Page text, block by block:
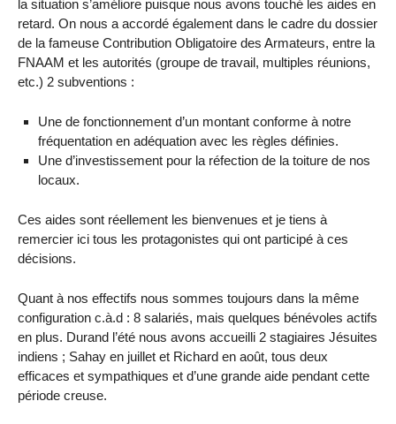
la situation s’améliore puisque nous avons touché les aides en
retard. On nous a accordé également dans le cadre du dossier
de la fameuse Contribution Obligatoire des Armateurs, entre la
FNAAM et les autorités (groupe de travail, multiples réunions,
etc.) 2 subventions :
Une de fonctionnement d’un montant conforme à notre
fréquentation en adéquation avec les règles définies.
Une d’investissement pour la réfection de la toiture de nos
locaux.
Ces aides sont réellement les bienvenues et je tiens à
remercier ici tous les protagonistes qui ont participé à ces
décisions.
Quant à nos effectifs nous sommes toujours dans la même
configuration c.à.d : 8 salariés, mais quelques bénévoles actifs
en plus. Durand l’été nous avons accueilli 2 stagiaires Jésuites
indiens ; Sahay en juillet et Richard en août, tous deux
efficaces et sympathiques et d’une grande aide pendant cette
période creuse.